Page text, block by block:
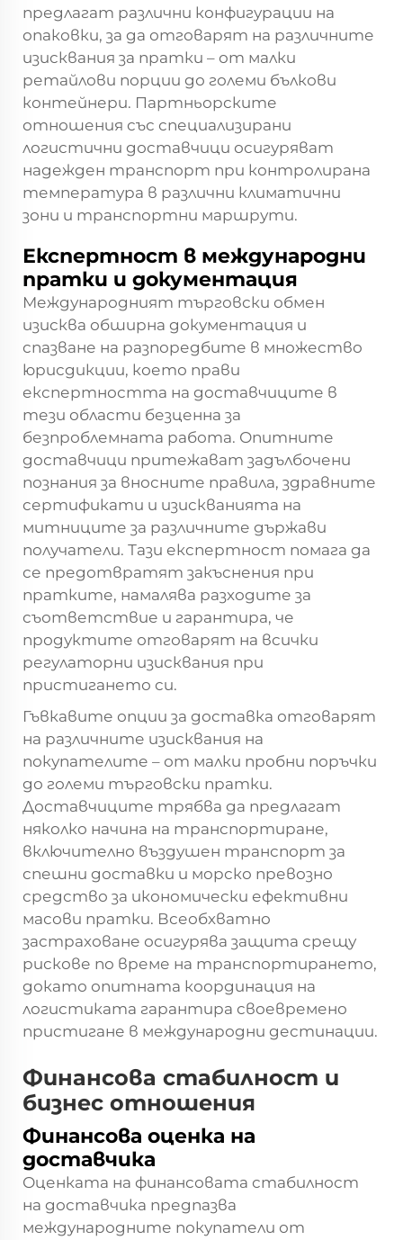
предлагат различни конфигурации на
опаковки, за да отговарят на различните
изисквания за пратки – от малки
ретайлови порции до големи бълкови
контейнери. Партньорските
отношения със специализирани
логистични доставчици осигуряват
надежден транспорт при контролирана
температура в различни климатични
зони и транспортни маршрути.
Експертност в международни
пратки и документация
Международният търговски обмен
изисква обширна документация и
спазване на разпоредбите в множество
юрисдикции, което прави
експертността на доставчиците в
тези области безценна за
безпроблемната работа. Опитните
доставчици притежават задълбочени
познания за вносните правила, здравните
сертификати и изискванията на
митниците за различните държави
получатели. Тази експертност помага да
се предотвратят закъснения при
пратките, намалява разходите за
съответствие и гарантира, че
продуктите отговарят на всички
регулаторни изисквания при
пристигането си.
Гъвкавите опции за доставка отговарят
на различните изисквания на
покупателите – от малки пробни поръчки
до големи търговски пратки.
Доставчиците трябва да предлагат
няколко начина на транспортиране,
включително въздушен транспорт за
спешни доставки и морско превозно
средство за икономически ефективни
масови пратки. Всеобхватно
застраховане осигурява защита срещу
рискове по време на транспортирането,
докато опитната координация на
логистиката гарантира своевремено
пристигане в международни дестинации.
Финансова стабилност и
бизнес отношения
Финансова оценка на
доставчика
Оценката на финансовата стабилност
на доставчика предпазва
международните покупатели от